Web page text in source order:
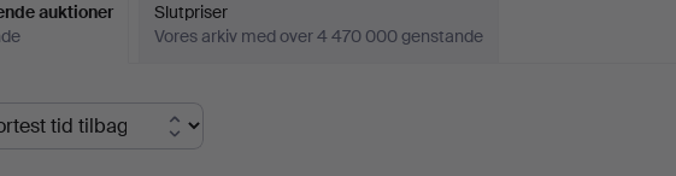
auktioner
Slutpriser
Vores arkiv med over 4 470 000 genstande